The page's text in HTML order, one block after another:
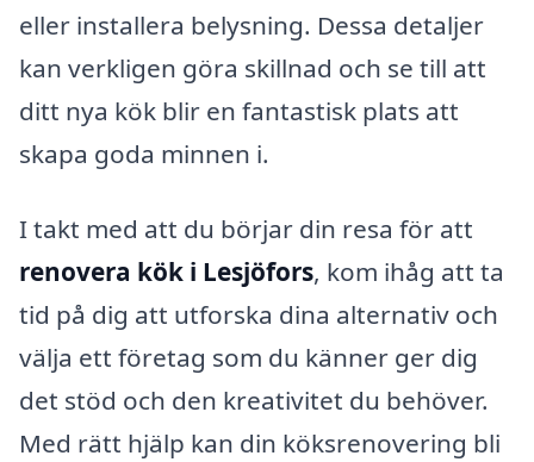
eller installera belysning. Dessa detaljer
kan verkligen göra skillnad och se till att
ditt nya kök blir en fantastisk plats att
skapa goda minnen i.
I takt med att du börjar din resa för att
renovera kök i Lesjöfors, kom ihåg att ta
tid på dig att utforska dina alternativ och
välja ett företag som du känner ger dig
det stöd och den kreativitet du behöver.
Med rätt hjälp kan din köksrenovering bli